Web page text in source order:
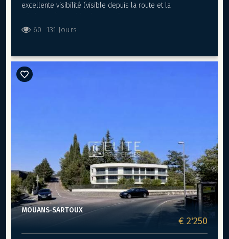
excellente visibilité (visible depuis la route et la
aménagement sur-mesure. Bâtiment aux normes PMR avec
des caves. Loyer : 2 825 € / mois HT + 169,50 € de charges
TTC Dépôt de garantie : 5 650 € Bureaux à louer à partir de
90m² jusqu'à 220m²
60 131 Jours
MOUANS-SARTOUX
€ 2'250